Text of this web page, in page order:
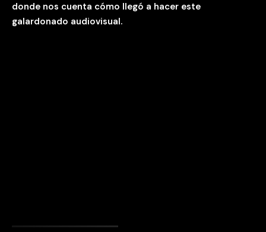
donde nos cuenta cómo llegó a hacer este
galardonado audiovisual.